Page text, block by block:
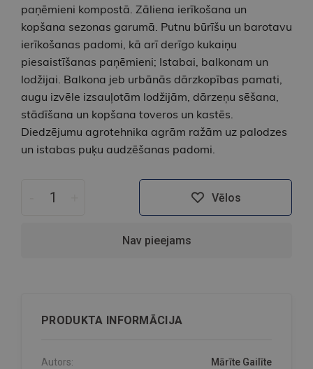
paņēmieni kompostā. Zāliena ierīkošana un
kopšana sezonas garumā. Putnu būrīšu un barotavu
ierīkošanas padomi, kā arī derīgo kukaiņu
piesaistīšanas paņēmieni; Istabai, balkonam un
lodžijai. Balkona jeb urbānās dārzkopības pamati,
augu izvēle izsauļotām lodžijām, dārzeņu sēšana,
stādīšana un kopšana toveros un kastēs.
Diedzējumu agrotehnika agrām ražām uz palodzes
un istabas puķu audzēšanas padomi.
Vēlos
Nav pieejams
PRODUKTA INFORMĀCIJA
Autors: Mārīte Gailīte